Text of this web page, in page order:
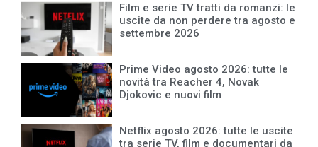
Film e serie TV tratti da romanzi: le
uscite da non perdere tra agosto e
settembre 2026
Prime Video agosto 2026: tutte le
novità tra Reacher 4, Novak
Djokovic e nuovi film
Netflix agosto 2026: tutte le uscite
tra serie TV, film e documentari da